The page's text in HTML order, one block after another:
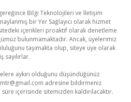
gereğince Bilgi Teknolojileri ve İletişim
bir Yer Sağlayıcı olarak hizmet
içerikleri proaktif olarak denetleme
bulunmamaktadır. Ancak, üyelerimiz
taşımakta olup, siteye üye olarak
sayılırlar.
aykırı olduğunu düşündüğünüz
adresine bildirmeniz
içerisinde sitemizden kaldırılacaktır.